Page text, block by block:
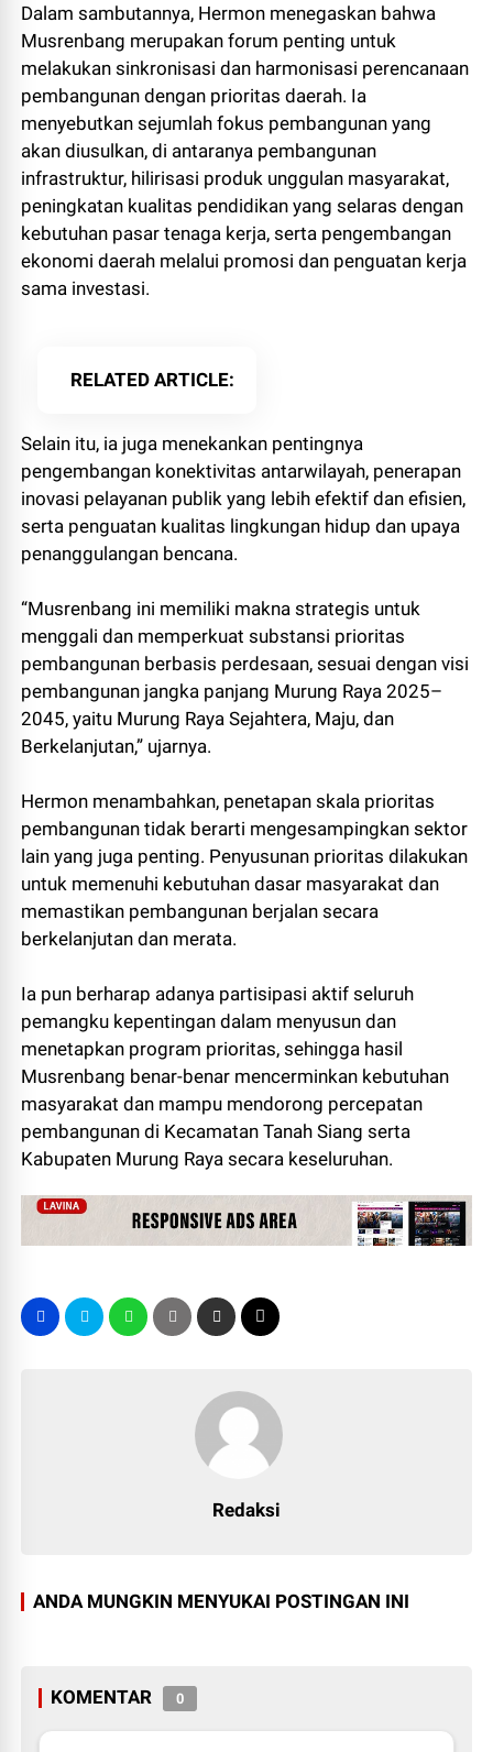
Dalam sambutannya, Hermon menegaskan bahwa
Musrenbang merupakan forum penting untuk
melakukan sinkronisasi dan harmonisasi perencanaan
pembangunan dengan prioritas daerah. Ia
menyebutkan sejumlah fokus pembangunan yang
akan diusulkan, di antaranya pembangunan
infrastruktur, hilirisasi produk unggulan masyarakat,
peningkatan kualitas pendidikan yang selaras dengan
kebutuhan pasar tenaga kerja, serta pengembangan
ekonomi daerah melalui promosi dan penguatan kerja
sama investasi.
RELATED ARTICLE
Selain itu, ia juga menekankan pentingnya
pengembangan konektivitas antarwilayah, penerapan
inovasi pelayanan publik yang lebih efektif dan efisien,
serta penguatan kualitas lingkungan hidup dan upaya
penanggulangan bencana.
“Musrenbang ini memiliki makna strategis untuk
menggali dan memperkuat substansi prioritas
pembangunan berbasis perdesaan, sesuai dengan visi
pembangunan jangka panjang Murung Raya 2025–
2045, yaitu Murung Raya Sejahtera, Maju, dan
Berkelanjutan,” ujarnya.
Hermon menambahkan, penetapan skala prioritas
pembangunan tidak berarti mengesampingkan sektor
lain yang juga penting. Penyusunan prioritas dilakukan
untuk memenuhi kebutuhan dasar masyarakat dan
memastikan pembangunan berjalan secara
berkelanjutan dan merata.
Ia pun berharap adanya partisipasi aktif seluruh
pemangku kepentingan dalam menyusun dan
menetapkan program prioritas, sehingga hasil
Musrenbang benar-benar mencerminkan kebutuhan
masyarakat dan mampu mendorong percepatan
pembangunan di Kecamatan Tanah Siang serta
Kabupaten Murung Raya secara keseluruhan.
Redaksi
ANDA MUNGKIN MENYUKAI POSTINGAN INI
KOMENTAR 0